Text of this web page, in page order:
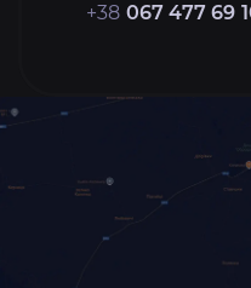
+38 067 477 69